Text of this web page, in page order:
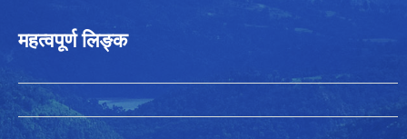
महत्वपूर्ण लिङ्क